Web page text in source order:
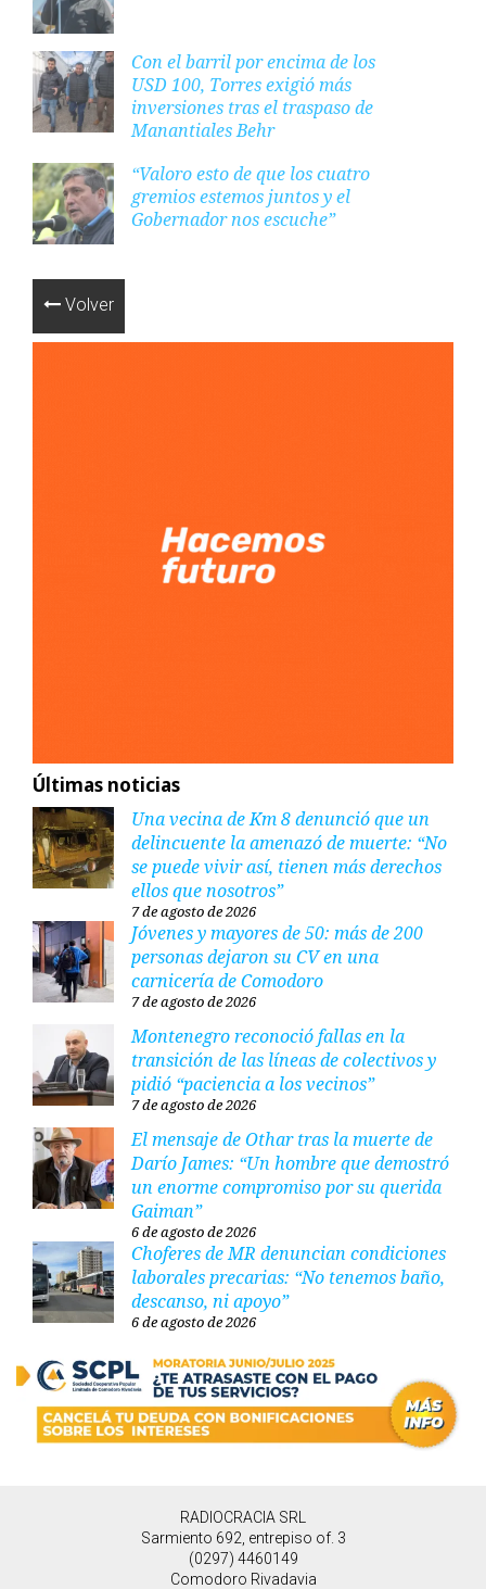
Con el barril por encima de los
USD 100, Torres exigió más
inversiones tras el traspaso de
Manantiales Behr
“Valoro esto de que los cuatro
gremios estemos juntos y el
Gobernador nos escuche”
Volver
Últimas noticias
Una vecina de Km 8 denunció que un
delincuente la amenazó de muerte: “No
se puede vivir así, tienen más derechos
ellos que nosotros”
7 de agosto de 2026
Jóvenes y mayores de 50: más de 200
personas dejaron su CV en una
carnicería de Comodoro
7 de agosto de 2026
Montenegro reconoció fallas en la
transición de las líneas de colectivos y
pidió “paciencia a los vecinos”
7 de agosto de 2026
El mensaje de Othar tras la muerte de
Darío James: “Un hombre que demostró
un enorme compromiso por su querida
Gaiman”
6 de agosto de 2026
Choferes de MR denuncian condiciones
laborales precarias: “No tenemos baño,
descanso, ni apoyo”
6 de agosto de 2026
RADIOCRACIA SRL
Sarmiento 692, entrepiso of. 3
(0297) 4460149
Comodoro Rivadavia